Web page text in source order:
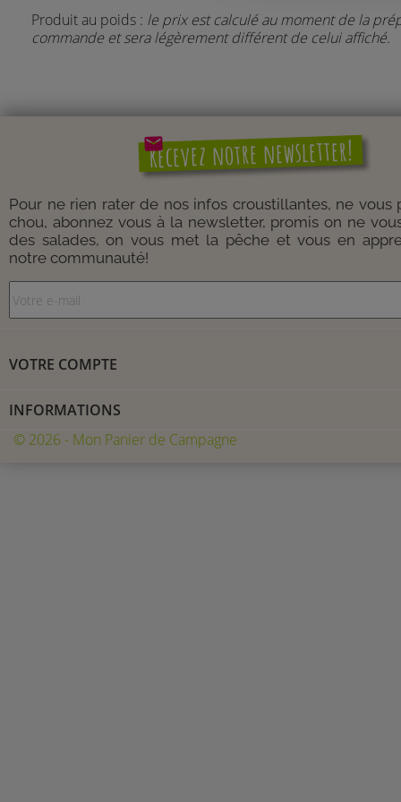
Produit au poids : le prix est calculé au moment de la
commande et sera légèrement différent de celui affiché.
mail
Recevez notre newsletter!
Pour ne rien rater de nos infos croustillantes, ne vous
chou, abonnez vous à la newsletter, promis on ne
des salades, on vous met la pêche et vous en
notre communauté!
VOTRE COMPTE
INFORMATIONS
© 2026 - Mon Panier de Campagne